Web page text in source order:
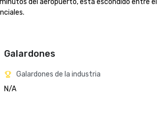
del aeropuerto, está escondido entre
Galardones
Galardones de la industria
N/A